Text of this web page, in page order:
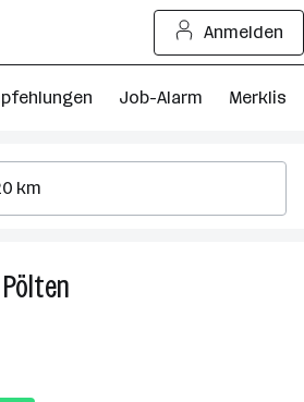
Anmelden
Job-Alarm Merkliste